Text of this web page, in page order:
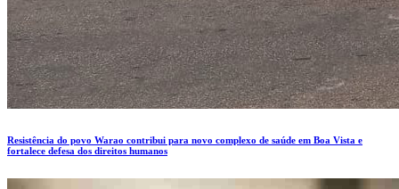
Resistência do povo Warao contribui para novo complexo de saúde em Boa Vista e
fortalece defesa dos direitos humanos